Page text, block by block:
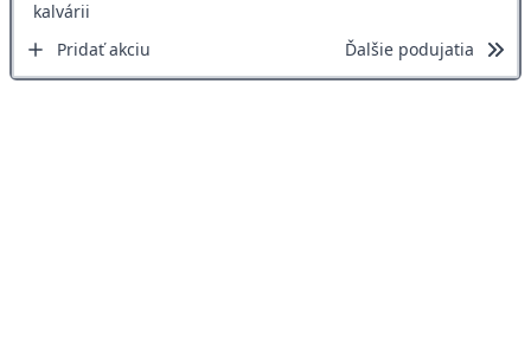
Pridať akciu Ďalšie podujatia